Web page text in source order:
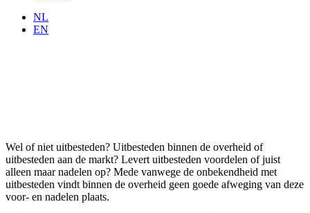
NL
EN
Wel of niet uitbesteden? Uitbesteden binnen de overheid of
uitbesteden aan de markt? Levert uitbesteden voordelen of juist
alleen maar nadelen op? Mede vanwege de onbekendheid met
uitbesteden vindt binnen de overheid geen goede afweging van deze
voor- en nadelen plaats.